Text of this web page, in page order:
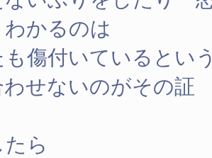
かるのは
も傷付いているとい
わせないのがその証
ら